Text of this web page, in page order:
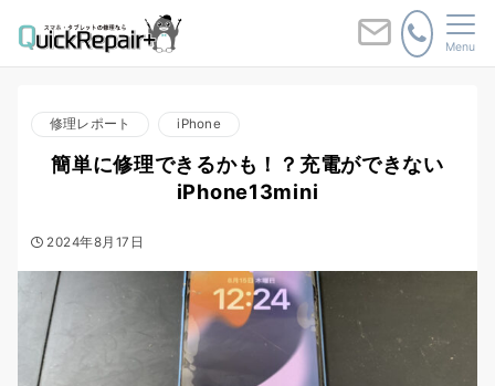
Menu
修理レポート iPhone
簡単に修理できるかも！？充電ができない
iPhone13mini
2024年8月17日